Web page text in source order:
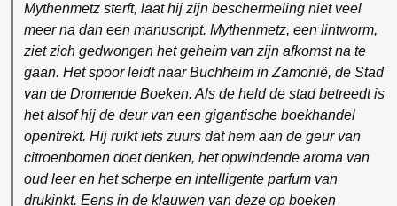
Mythenmetz sterft, laat hij zijn beschermeling niet veel
meer na dan een manuscript. Mythenmetz, een lintworm,
ziet zich gedwongen het geheim van zijn afkomst na te
gaan. Het spoor leidt naar Buchheim in Zamonië, de Stad
van de Dromende Boeken. Als de held de stad betreedt is
het alsof hij de deur van een gigantische boekhandel
opentrekt. Hij ruikt iets zuurs dat hem aan de geur van
citroenbomen doet denken, het opwindende aroma van
oud leer en het scherpe en intelligente parfum van
drukinkt. Eens in de klauwen van deze op boeken